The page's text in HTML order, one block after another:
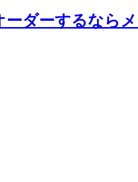
ダーするなら